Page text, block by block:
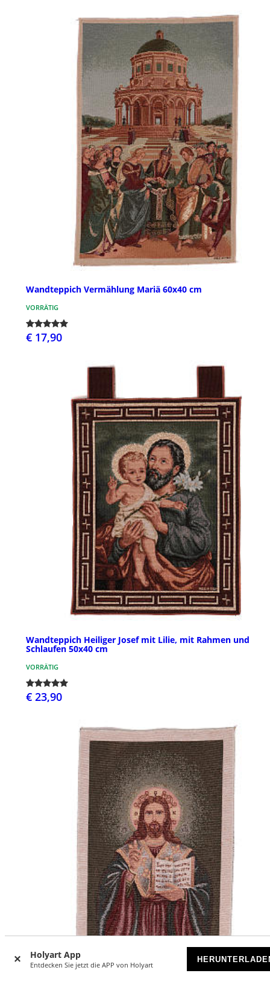
Holyart App
Entdecken Sie jetzt die APP von Holyart
Wandteppich Vermählung Mariä 60x40 cm
VORRÄTIG
€ 17,90
Wandteppich Heiliger Josef mit Lilie, mit Rahmen und
Schlaufen 50x40 cm
VORRÄTIG
€ 23,90